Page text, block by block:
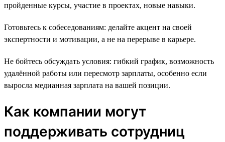
пройденные курсы, участие в проектах, новые навыки.
Готовьтесь к собеседованиям: делайте акцент на своей
экспертности и мотивации, а не на перерыве в карьере.
Не бойтесь обсуждать условия: гибкий график, возможность
удалённой работы или пересмотр зарплаты, особенно если
выросла медианная зарплата на вашей позиции.
Как компании могут
поддерживать сотрудниц